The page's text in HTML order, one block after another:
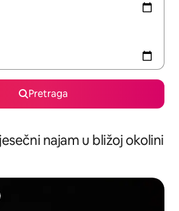
Pretraga
najam u bližoj okolini